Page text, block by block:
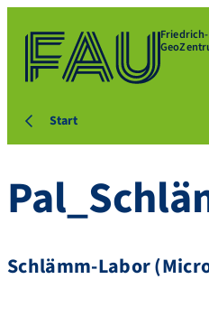
Start
Schlämm-Labor